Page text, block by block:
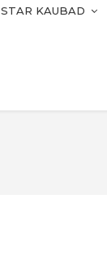
STAR KAUBAD